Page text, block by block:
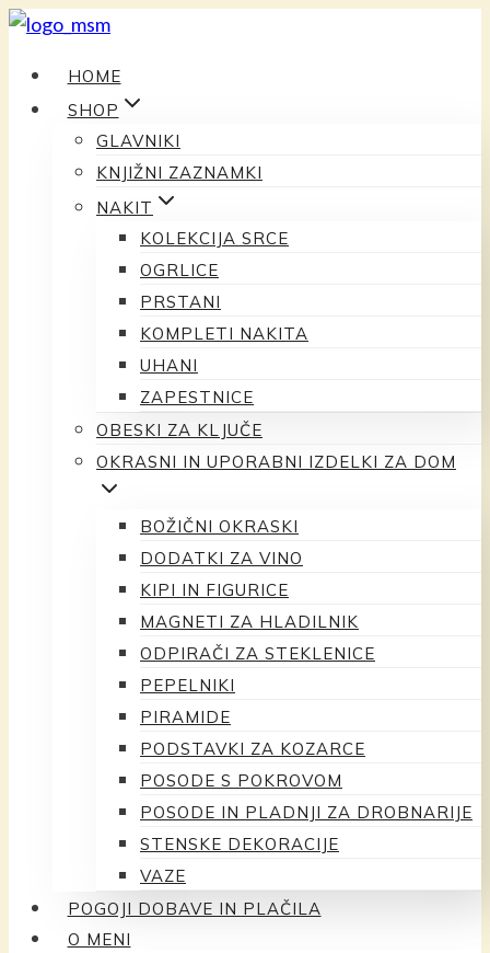
Preskoči
vsebinoHOME
SHOP
GLAVNIKI
KNJIŽNI ZAZNAMKI
NAKIT
KOLEKCIJA SRCE
OGRLICE
PRSTANI
KOMPLETI NAKITA
UHANI
ZAPESTNICE
OBESKI ZA KLJUČE
OKRASNI IN UPORABNI IZDELKI ZA DOM
BOŽIČNI OKRASKI
DODATKI ZA VINO
KIPI IN FIGURICE
MAGNETI ZA HLADILNIK
ODPIRAČI ZA STEKLENICE
PEPELNIKI
PIRAMIDE
PODSTAVKI ZA KOZARCE
POSODE S POKROVOM
POSODE IN PLADNJI ZA DROBNARIJE
STENSKE DEKORACIJE
VAZE
POGOJI DOBAVE IN PLAČILA
O MENI